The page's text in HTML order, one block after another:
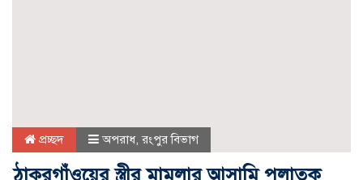
প্রচ্ছদ অপরাধ, রংপুর বিভাগ
ঠাকুরগাঁওয়ের স্ত্রীর মামলার আসামি পলাতক